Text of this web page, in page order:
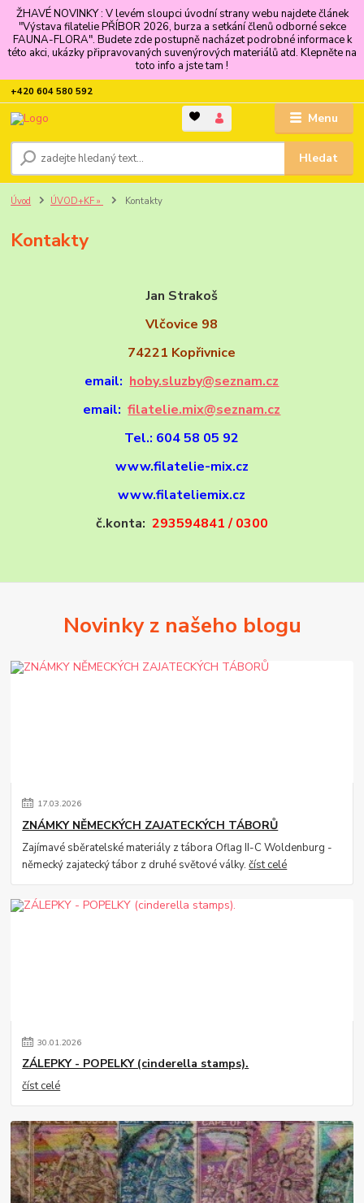
ŽHAVÉ NOVINKY : V levém sloupci úvodní strany webu najdete článek
"Výstava filatelie PŘÍBOR 2026, burza a setkání členů odborné sekce
FAUNA-FLORA". Budete zde postupně nacházet podrobné informace k
této akci, ukázky připravovaných suvenýrových materiálů atd. Klepněte na
toto info a jste tam !
Menu
Hledat
+420 604 580 592
Úvod ÚVOD+KF » Kontakty
Kontakty
Jan Strakoš
Vlčovice 98
74221 Kopřivnice
email: hoby.sluzby@seznam.cz
email:filatelie.mix@seznam.cz
Tel.: 604 58 05 92
www.filatelie-mix.cz
www.filateliemix.cz
č.konta: 293594841 / 0300
Novinky z našeho blogu
17.03.2026
ZNÁMKY NĚMECKÝCH ZAJATECKÝCH TÁBORŮ
Zajímavé sběratelské materiály z tábora Oflag II-C Woldenburg -
německý zajatecký tábor z druhé světové války.číst celé
30.01.2026
ZÁLEPKY - POPELKY (cinderella stamps).
číst celé